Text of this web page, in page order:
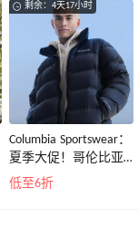
剩余：4天17小时
Columbia Sportswear：
夏季大促！哥伦比亚
运动热卖
低至6折